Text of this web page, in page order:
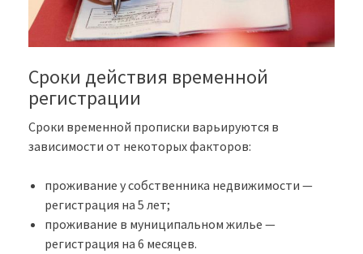
Сроки действия временной
регистрации
Сроки временной прописки варьируются в
зависимости от некоторых факторов:
проживание у собственника недвижимости —
регистрация на 5 лет;
проживание в муниципальном жилье —
регистрация на 6 месяцев.